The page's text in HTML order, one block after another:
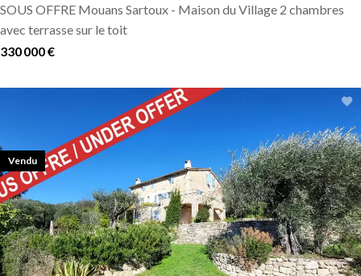
SOUS OFFRE Mouans Sartoux - Maison du Village 2 chambres
avec terrasse sur le toit
330 000 €
Vendu